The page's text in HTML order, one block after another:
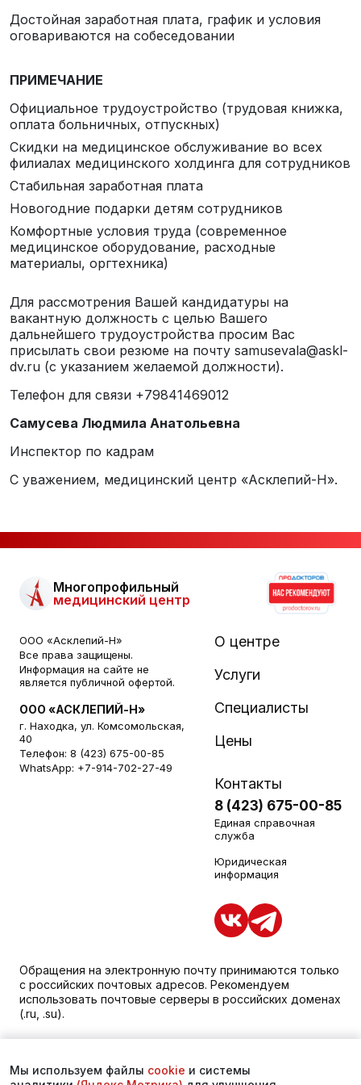
Достойная заработная плата, график и условия
оговариваются на собеседовании
ПРИМЕЧАНИЕ
Официальное трудоустройство (трудовая книжка,
оплата больничных, отпускных)
Скидки на медицинское обслуживание во всех
филиалах медицинского холдинга для сотрудников
Стабильная заработная плата
Новогодние подарки детям сотрудников
Комфортные условия труда (современное
медицинское оборудование, расходные
материалы, оргтехника)
Для рассмотрения Вашей кандидатуры на
вакантную должность с целью Вашего
дальнейшего трудоустройства просим Вас
присылать свои резюме на почту samusevala@askl-
dv.ru (с указанием желаемой должности).
Телефон для связи +79841469012
Самусева Людмила Анатольевна
Инспектор по кадрам
С уважением, медицинский центр «Асклепий-Н».
Многопрофильный
медицинский центр
ООО «Асклепий-Н»
Все права защищены.
Информация на сайте не
является публичной офертой.
ООО «АСКЛЕПИЙ-Н»
г. Находка, ул. Комсомольская,
40
Телефон: 8 (423) 675-00-85
WhatsApp: +7-914-702-27-49
О центре
Услуги
Специалисты
Цены
Контакты
8 (423) 675-00-85
Единая справочная
служба
Юридическая
информация
Обращения на электронную почту принимаются только
с российских почтовых адресов. Рекомендуем
использовать почтовые серверы в российских доменах
(.ru, .su).
к менеджеру сайта с помощью специальной формы
Мы используем файлы cookie и системы